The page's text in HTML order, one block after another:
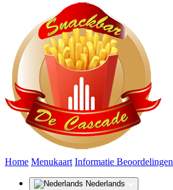
Home Menukaart Informatie Beoordelingen
Nederlands